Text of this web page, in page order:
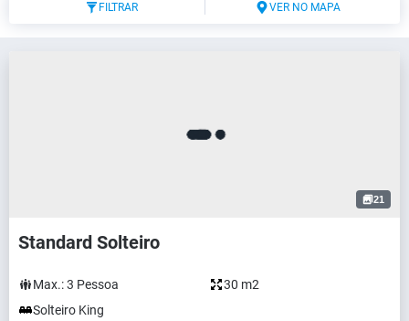
FILTRAR VER NO MAPA
21
Standard Solteiro
Max.:3 Pessoa
30 m2
Solteiro King